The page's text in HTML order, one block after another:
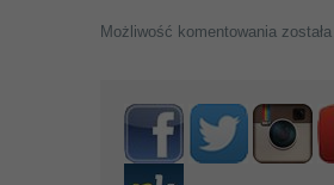
Możliwość komentowania została